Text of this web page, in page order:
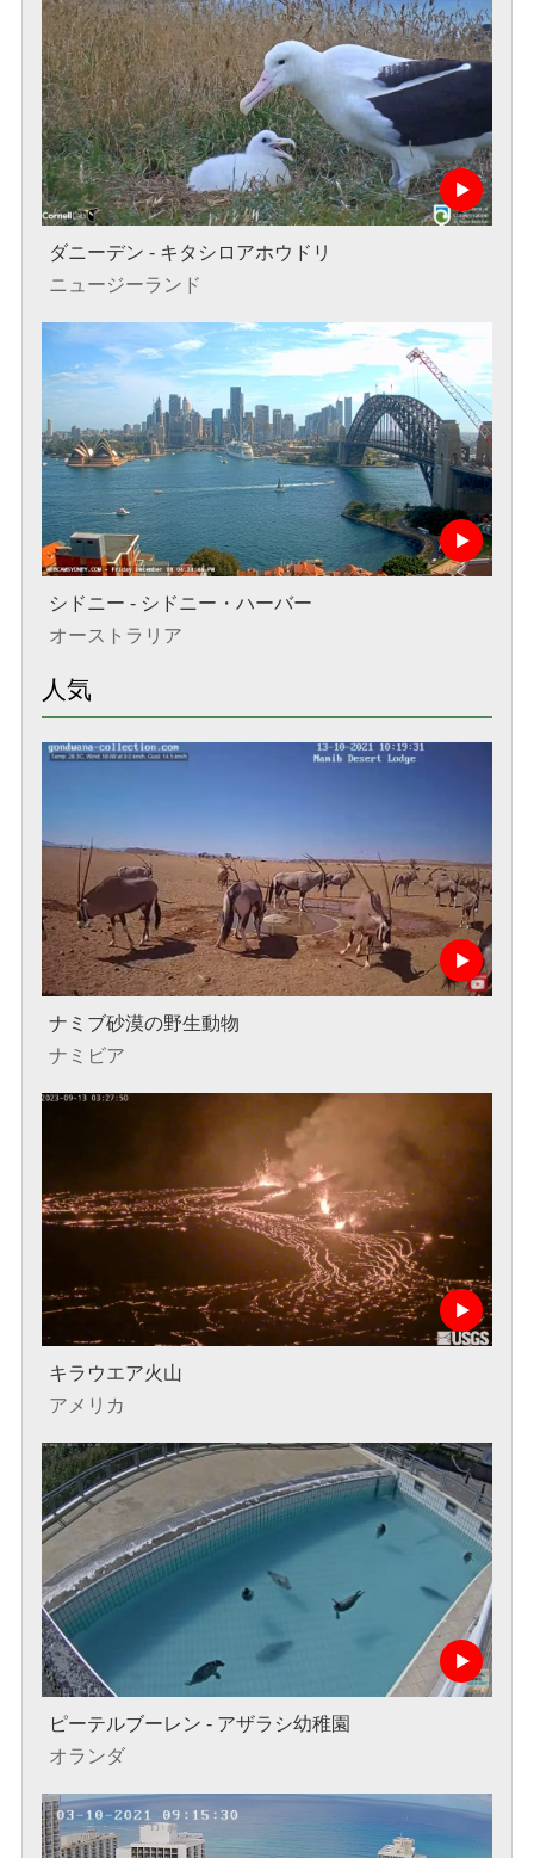
ダニーデン - キタシロアホウドリ
ニュージーランド
シドニー - シドニー・ハーバー
オーストラリア
人気
ナミブ砂漠の野生動物
ナミビア
キラウエア火山
アメリカ
ピーテルブーレン - アザラシ幼稚園
オランダ